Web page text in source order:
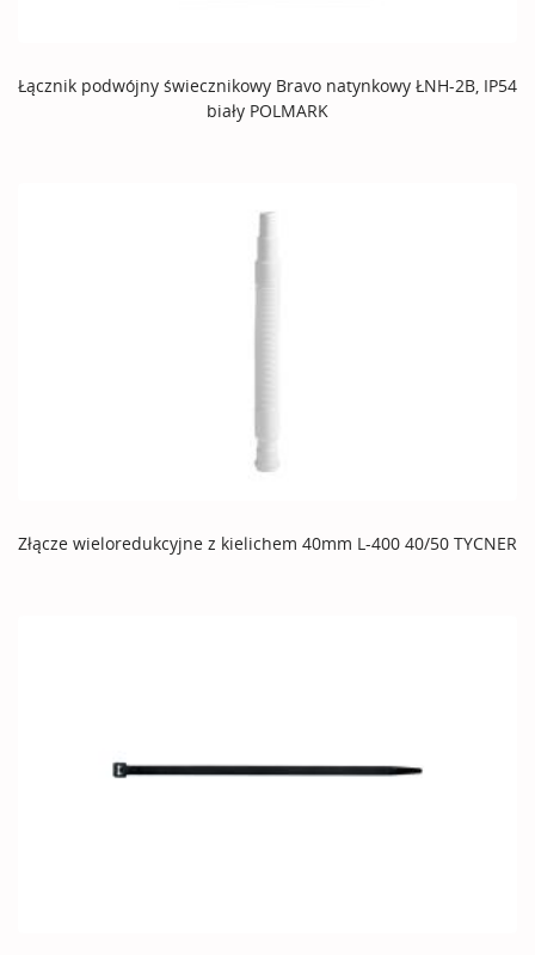
Łącznik podwójny świecznikowy Bravo natynkowy ŁNH-2B, IP54
biały POLMARK
Złącze wieloredukcyjne z kielichem 40mm L-400 40/50 TYCNER